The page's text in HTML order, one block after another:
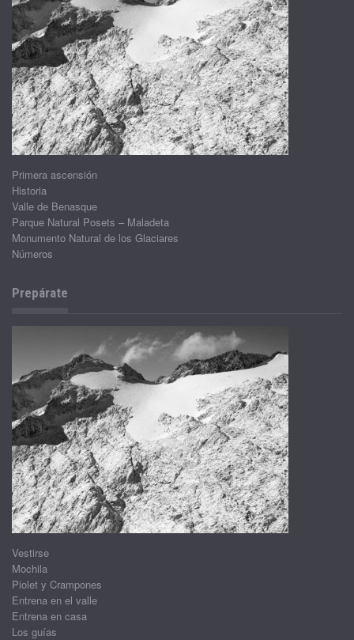
Primera ascensión
Historia
Valle de Benasque
Parque Natural Posets – Maladeta
Monumento Natural de los Glaciares
Números
Prepárate
Vestirse
Mochila
Piolet y Crampones
Entrena en el valle
Entrena en casa
Los guías